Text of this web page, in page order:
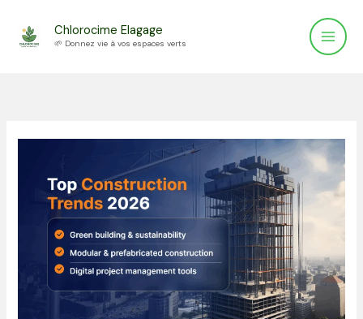
Chlorocime Elagage
🌱 Donnez vie à vos espaces verts